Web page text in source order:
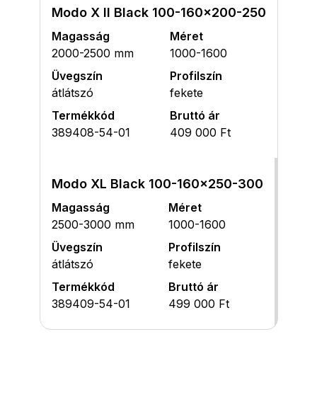
Modo X II Black 100-160x200-250
Magasság
2000-2500 mm
Méret
1000-1600
Üvegszín
átlátszó
Profilszín
fekete
Termékkód
389408-54-01
Bruttó ár
409 000 Ft
Modo XL Black 100-160x250-300
Magasság
2500-3000 mm
Méret
1000-1600
Üvegszín
átlátszó
Profilszín
fekete
Termékkód
389409-54-01
Bruttó ár
499 000 Ft